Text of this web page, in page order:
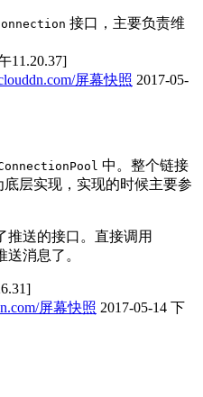
接口，主要负责维
11.20.37]
屏幕快照 2017-05-
中。整个链接
底层实现，实现的时候主要参
推送的接口。直接调用
送消息了。
屏幕快照 2017-05-14 下